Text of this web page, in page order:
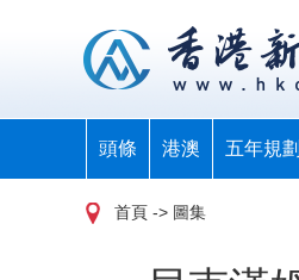
頭條 港澳 五年規劃
首頁 -> 圖集